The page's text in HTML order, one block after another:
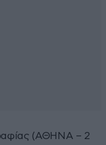
(ΑΘΗΝΑ – 2